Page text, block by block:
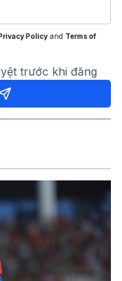
Policy and Terms of
trước khi đăng